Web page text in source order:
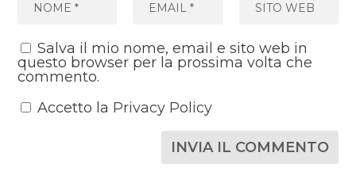
Salva il mio nome, email e sito web in
questo browser per la prossima volta che
commento.
Accetto la Privacy Policy